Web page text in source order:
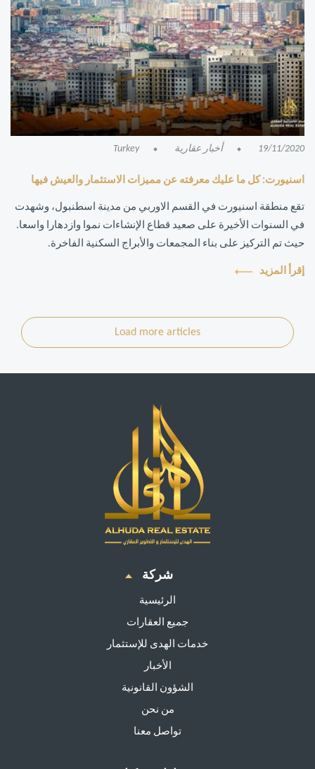
19/11/2020 أخبار عقارية Turkey
اسنيورت: كل ما عليك معرفته عن مميزات الاستثمار والعيش فيها
تقع منطقة اسنيورت في القسم الاوربي من مدينة اسطنبول، وشهدت
في السنوات الأخيرة على صعيد قطاع الإنشاءات نموا وازدهارا واسعا.
حيث تم التركيز على بناء المجمعات والأبراج السكنية الفاخرة.
إقرأ المزيد
Load more articles
شركة
الرئيسية
جميع العقارات
خدمات الهدى للإستثمار
الأخبار
الشؤون القانونية
من نحن
تواصل معنا